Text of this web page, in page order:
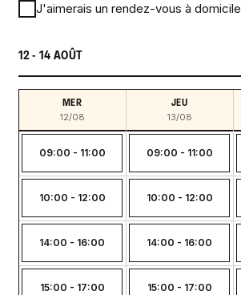
J'aimerais un rendez-vous à domicile
12 - 14 AOÛT
MER
12/08
09:00 - 11:00
10:00 - 12:00
14:00 - 16:00
15:00 - 17:00
JEU
13/08
09:00 - 11:00
10:00 - 12:00
14:00 - 16:00
15:00 - 17:00